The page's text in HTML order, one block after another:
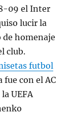
09 el Inter
lucir la
de homenaje
club.
futbol
fue con el AC
UEFA